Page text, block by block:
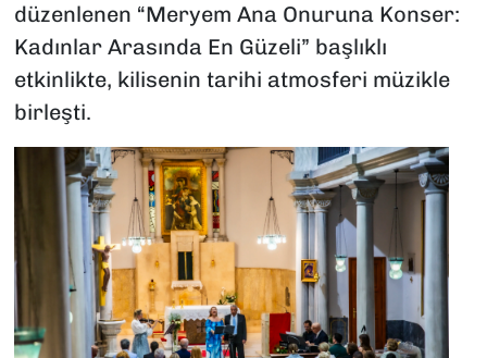
düzenlenen “Meryem Ana Onuruna Konser:
Kadınlar Arasında En Güzeli” başlıklı
etkinlikte, kilisenin tarihi atmosferi müzikle
birleşti.